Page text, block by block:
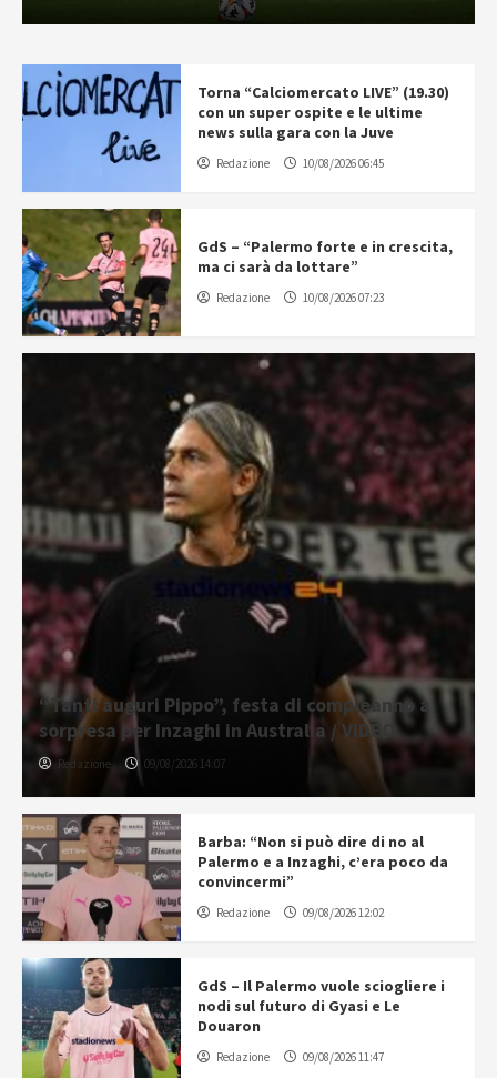
Torna “Calciomercato LIVE” (19.30)
con un super ospite e le ultime
news sulla gara con la Juve
Redazione 10/08/2026 06:45
GdS – “Palermo forte e in crescita,
ma ci sarà da lottare”
Redazione 10/08/2026 07:23
“Tanti auguri Pippo”, festa di compleanno a
sorpresa per Inzaghi in Australia / VIDEO
Redazione 09/08/2026 14:07
Barba: “Non si può dire di no al
Palermo e a Inzaghi, c’era poco da
convincermi”
Redazione 09/08/2026 12:02
GdS – Il Palermo vuole sciogliere i
nodi sul futuro di Gyasi e Le
Douaron
Redazione 09/08/2026 11:47